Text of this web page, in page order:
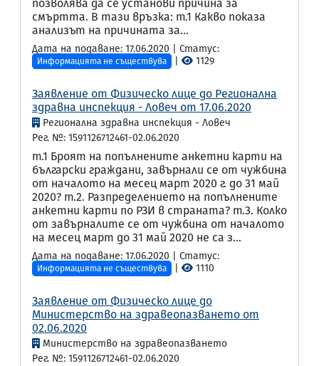
позволява да се установи причина за
смъртта. В тази връзка: т.1 Какво показа
анализът на причината за...
Дата на подаване: 17.06.2020 | Статус:
Информацията не съществува 1129
Заявление от Физическо лице до Регионална
здравна инспекция - Ловеч от 17.06.2020
Регионална здравна инспекция - Ловеч
Рег. №: 1591126712461-02.06.2020
т.1 Броят на попълнените анкетни карти на
български граждани, завърнали се от чужбина
от началото на месец март 2020 г. до 31 май
2020? т.2. Разпределението на попълнените
анкетни карти по РЗИ в страната? т.3. Колко
от завърналите се от чужбина от началото
на месец март до 31 май 2020 не са з...
Дата на подаване: 17.06.2020 | Статус:
Информацията не съществува 1110
Заявление от Физическо лице до
Министерство на здравеопазването от
02.06.2020
Министерство на здравеопазването
Рег. №: 1591126712461-02.06.2020